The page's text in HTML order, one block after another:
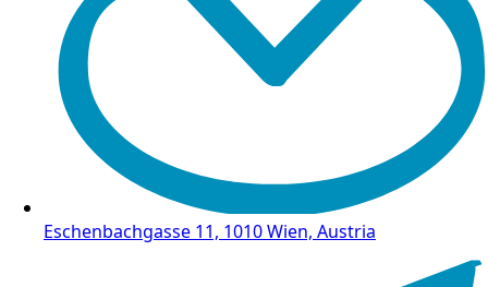
Eschenbachgasse 11, 1010 Wien, Austria